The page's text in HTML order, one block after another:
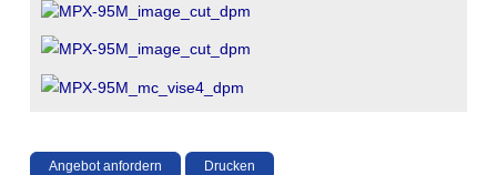
Angebot anfordern Drucken